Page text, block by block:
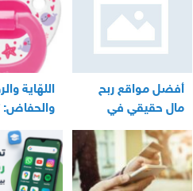
أفضل مواقع ربح
مال حقيقي في
المغرب
اللهّاية
والحفاض:
عملي
العناية
بالرضيع